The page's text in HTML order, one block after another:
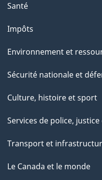
Santé
Impôts
Environnement et
Sécurité nationale et
Culture, histoire et sport
Services de police,
Transport et
Le Canada et le monde